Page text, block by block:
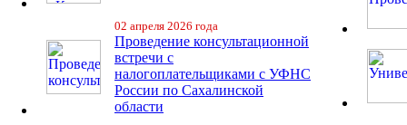
02 апреля 2026 года
Проведение консультационной
встречи с
налогоплательщиками с УФНС
России по Сахалинской
области